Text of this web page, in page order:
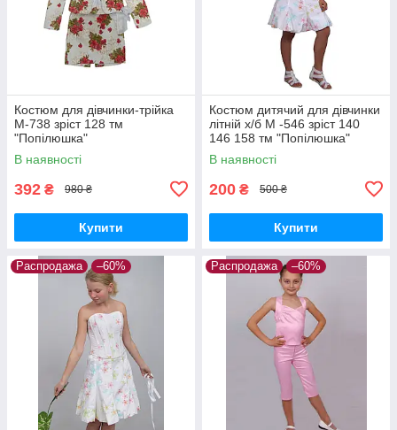
Костюм для дівчинки-трійка
М-738 зріст 128 тм
"Попілюшка"
В наявності
392 ₴ 980 ₴
Купити
Костюм дитячий для дівчинки
літній х/б М -546 зріст 140
146 158 тм "Попілюшка"
В наявності
200 ₴ 500 ₴
Купити
Распродажа –60% Распродажа –60%